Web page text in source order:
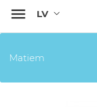

Matiem